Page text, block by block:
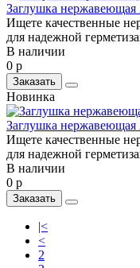
Заглушка нержавеющая
Ищете качественные
для надежной
В наличии
0 р
Заказать
Новинка
Заглушка нержавеющая
Ищете качественные
для надежной
В наличии
0 р
Заказать
|<
<
2